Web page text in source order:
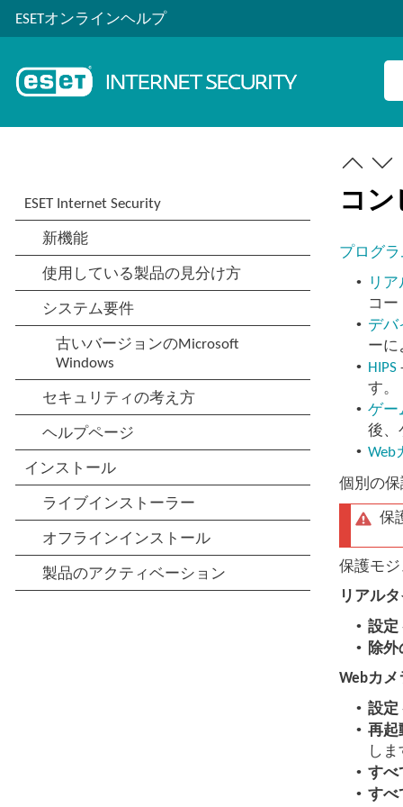
ESETオンラインヘルプ
コン
プログ
•
リ
コー
• デバ
ーに
• HIPS
す。
• ゲー
後、
• Web
個別の
保
保護モ
リアル
• 設定
• 除外
Webカ
• 設定
• 再起
しま
• すべ
• すべ